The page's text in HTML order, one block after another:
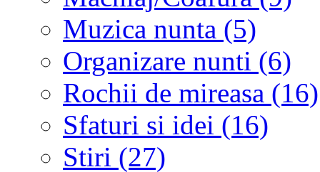
Muzica nunta (5)
Organizare nunti (6)
Rochii de mireasa (16)
Sfaturi si idei (16)
Stiri (27)